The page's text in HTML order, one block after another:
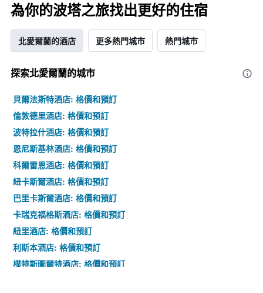
示
房
間
的
平
價
為你的波塔之旅找出更好的住宿
北愛爾蘭的酒店 更多熱門城市 熱門城市
探索北愛爾蘭​的城市
貝爾法斯特酒店: 格價和預訂
倫敦德里酒店: 格價和預訂
波特拉什酒店: 格價和預訂
恩尼斯基林酒店: 格價和預訂
科爾雷恩酒店: 格價和預訂
紐卡斯爾酒店: 格價和預訂
巴里卡斯爾酒店: 格價和預訂
卡瑞克福格斯酒店: 格價和預訂
紐里酒店: 格價和預訂
利斯本酒店: 格價和預訂
樸特斯圖爾特酒店: 格價和預訂